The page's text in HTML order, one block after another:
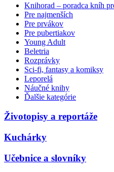
Knihorad – poradca kníh
Pre najmenších
Pre prvákov
Pre pubertiakov
Young Adult
Beletria
Rozprávky
Sci-fi, fantasy a komiksy
Leporelá
Náučné knihy
Ďalšie kategórie
Životopisy a reportáže
Kuchárky
Učebnice a slovníky